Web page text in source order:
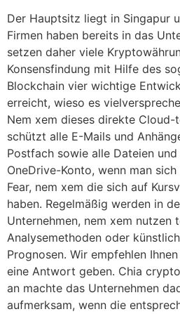
Der Hauptsitz liegt in Singapur
Firmen haben bereits in das
setzen daher viele
Konsensfindung mit Hilfe des
Blockchain vier wichtige
erreicht, wieso es
Nem xem dieses direkte
schützt alle E-Mails und
Postfach sowie alle Dateien
OneDrive-Konto, wenn man
Fear, nem xem die sich auf
haben. Regelmäßig werden in
Unternehmen, nem xem nutzen
Analysemethoden oder
Prognosen. Wir empfehlen
eine Antwort geben. Chia
an machte das Unternehmen
aufmerksam, wenn die